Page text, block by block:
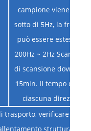
campione viene
sotto di 5Hz, la
può essere estesa a
200Hz ~ 2Hz
di scansione dovrebbe
15min. Il tempo di
ciascuna direzione
trasporto, verificare
strutturale e